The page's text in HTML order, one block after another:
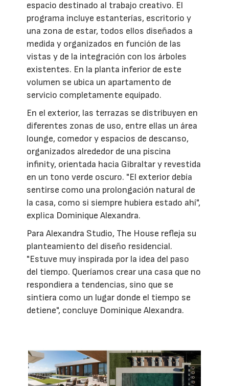
espacio destinado al trabajo creativo. El
programa incluye estanterías, escritorio y
una zona de estar, todos ellos diseñados a
medida y organizados en función de las
vistas y de la integración con los árboles
existentes. En la planta inferior de este
volumen se ubica un apartamento de
servicio completamente equipado.
En el exterior, las terrazas se distribuyen en
diferentes zonas de uso, entre ellas un área
lounge, comedor y espacios de descanso,
organizados alrededor de una piscina
infinity, orientada hacia Gibraltar y revestida
en un tono verde oscuro. "El exterior debía
sentirse como una prolongación natural de
la casa, como si siempre hubiera estado ahí",
explica Dominique Alexandra.
Para Alexandra Studio, The House refleja su
planteamiento del diseño residencial.
"Estuve muy inspirada por la idea del paso
del tiempo. Queríamos crear una casa que no
respondiera a tendencias, sino que se
sintiera como un lugar donde el tiempo se
detiene", concluye Dominique Alexandra.